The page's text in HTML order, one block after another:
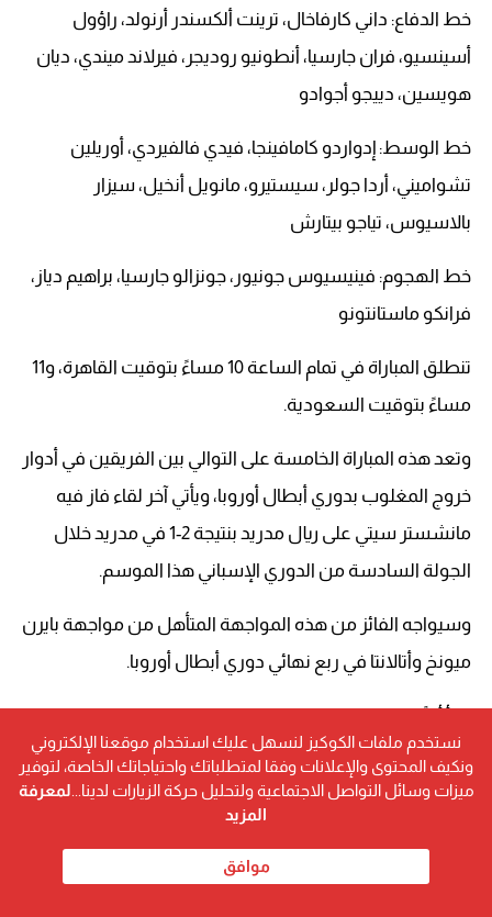
خط الدفاع: داني كارفاخال، ترينت ألكسندر أرنولد، راؤول
أسينسيو، فران جارسيا، أنطونيو روديجر، فيرلاند ميندي، ديان
هويسين، دييجو أجوادو
خط الوسط: إدواردو كامافينجا، فيدي فالفيردي، أوريلين
تشواميني، أردا جولر، سيستيرو، مانويل أنخيل، سيزار
بالاسيوس، تياجو بيتارش
خط الهجوم: فينيسيوس جونيور، جونزالو جارسيا، براهيم دياز،
فرانكو ماستانتونو
تنطلق المباراة في تمام الساعة 10 مساءً بتوقيت القاهرة، و11
مساءً بتوقيت السعودية.
وتعد هذه المباراة الخامسة على التوالي بين الفريقين في أدوار
خروج المغلوب بدوري أبطال أوروبا، ويأتي آخر لقاء فاز فيه
مانشستر سيتي على ريال مدريد بنتيجة 2-1 في مدريد خلال
الجولة السادسة من الدوري الإسباني هذا الموسم.
وسيواجه الفائز من هذه المواجهة المتأهل من مواجهة بايرن
ميونخ وأتالانتا في ربع نهائي دوري أبطال أوروبا.
التشكيل المتوقع لإنبي أمام الزمالك في الدوري المصري
تشكيل تشيلسي المتوقع أمام باريس سان جيرمان
كاف: الأهلي سيخوض لقاء الترجي بحذر رغم الأسلوب الهجومي
نستخدم ملفات الكوكيز لنسهل عليك استخدام موقعنا الإلكتروني
ونكيف المحتوى والإعلانات وفقا لمتطلباتك واحتياجاتك الخاصة، لتوفير
ميزات وسائل التواصل الاجتماعية ولتحليل حركة الزيارات لدينا... لمعرفة
المزيد
موافق